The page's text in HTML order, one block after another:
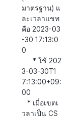
มาตรฐาน) แ
ละเวลาแชท
คือ 2023-03
-30 17:13:0
0
* ใช้ 202
3-03-30T1
7:13:00+09:
00
* เมื่อเขตเ
วลาเป็น CS